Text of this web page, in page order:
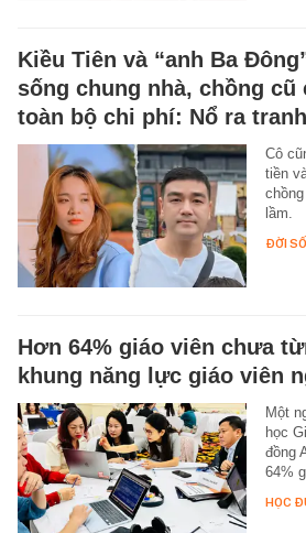
Kiều Tiên và “anh Ba
sống chung nhà, chồng
toàn bộ chi phí: Nổ ra
Cô
tiền
lầm.
ĐỜI
Hơn 64% giáo viên chưa
khung năng lực giáo viên
Một
học
đồng
64%
HỌC